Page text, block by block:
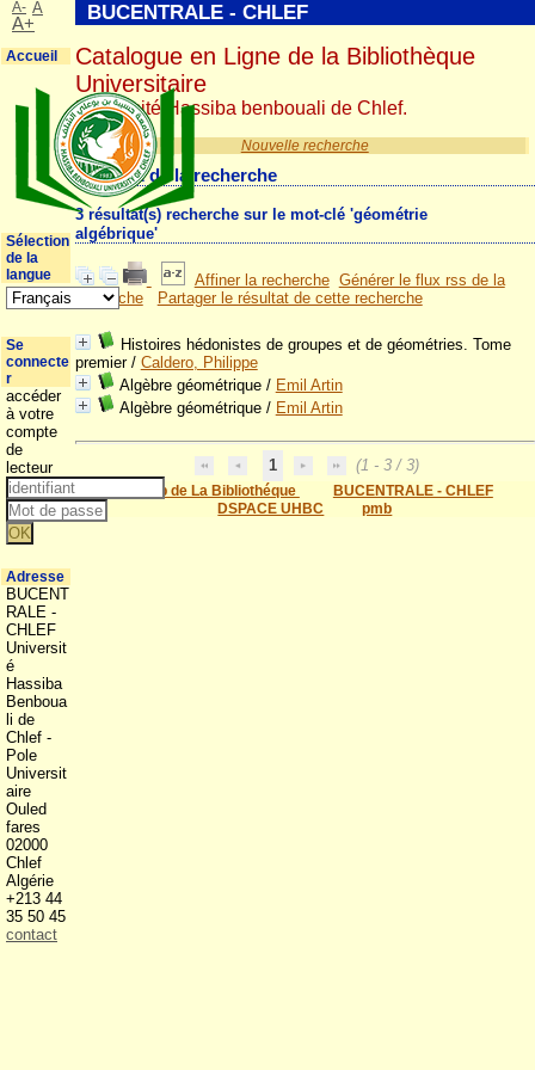
Nouvelle recherche
Résultat de la recherche
3 résultat(s) recherche sur le mot-clé 'géométrie
algébrique'
Affiner la recherche Générer le flux rss de la
recherche
Partager le résultat de cette recherche
Histoires hédonistes de groupes et de géométries. Tome
premier/ Caldero, Philippe
Algèbre géométrique/ Emil Artin
Algèbre géométrique/ Emil Artin
1 (1 - 3 / 3)
Site Web de La Bibliothéque
BUCENTRALE - CHLEF
DSPACE UHBC
pmb
BUCENTRALE - CHLEF
Catalogue en Ligne de la Bibliothèque
Universitaire
Université Hassiba benbouali de Chlef.
A- A
A+
Accueil
Sélection
de la
langue
Se
connecte
r
accéder
à votre
compte
de
lecteur
Adresse
BUCENT
RALE -
CHLEF
Universit
é
Hassiba
Benboua
li de
Chlef -
Pole
Universit
aire
Ouled
fares
02000
Chlef
Algérie
+213 44
35 50 45
contact